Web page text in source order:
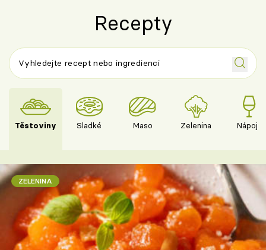
Recepty
Těstoviny Sladké Maso Zelenina Nápoje
ZELENINA